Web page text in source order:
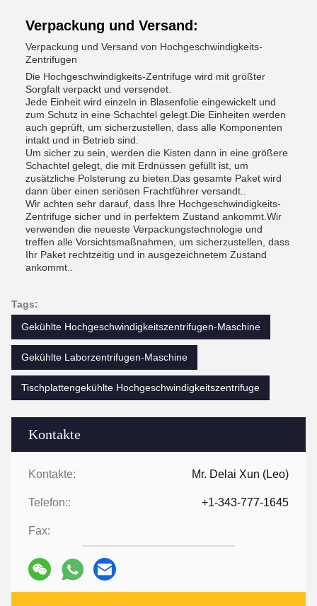
Kontakte
Kontakte: Mr. Delai Xun (Leo)
Telefon:: +1-343-777-1645
Fax:
Verpackung und Versand:
Verpackung und Versand von Hochgeschwindigkeits-
Zentrifugen
Die Hochgeschwindigkeits-Zentrifuge wird mit größter
Sorgfalt verpackt und versendet.
Jede Einheit wird einzeln in Blasenfolie eingewickelt und
zum Schutz in eine Schachtel gelegt.Die Einheiten werden
auch geprüft, um sicherzustellen, dass alle Komponenten
intakt und in Betrieb sind.
Um sicher zu sein, werden die Kisten dann in eine größere
Schachtel gelegt, die mit Erdnüssen gefüllt ist, um
zusätzliche Polsterung zu bieten.Das gesamte Paket wird
dann über einen seriösen Frachtführer versandt..
Wir achten sehr darauf, dass Ihre Hochgeschwindigkeits-
Zentrifuge sicher und in perfektem Zustand ankommt.Wir
verwenden die neueste Verpackungstechnologie und
treffen alle Vorsichtsmaßnahmen, um sicherzustellen, dass
Ihr Paket rechtzeitig und in ausgezeichnetem Zustand
ankommt..
Tags:
Gekühlte Hochgeschwindigkeitszentrifugen-Maschine
Gekühlte Laborzentrifugen-Maschine
Tischplattengekühlte Hochgeschwindigkeitszentrifuge